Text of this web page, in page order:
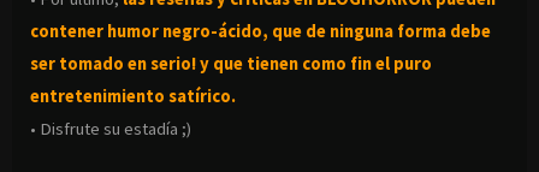
contener humor negro-ácido, que de ninguna forma debe
ser tomado en serio! y que tienen como fin el puro
entretenimiento satírico.
• Disfrute su estadía ;)